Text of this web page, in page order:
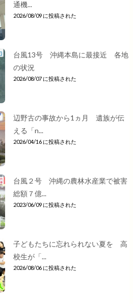
通機...
2026/08/09 に投稿された
台風13号 沖縄本島に最接近 各地
の状況
2026/08/07 に投稿された
辺野古の事故から1ヵ月 遺族が伝
える「n...
2026/04/16 に投稿された
台風２号 沖縄の農林水産業で被害
総額７億...
2023/06/09 に投稿された
子どもたちに忘れられない夏を 高
校生が「...
2026/08/06 に投稿された